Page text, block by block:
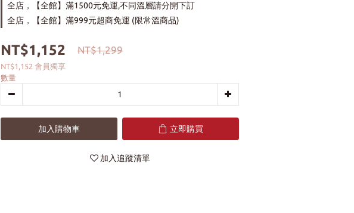
全店，【全館】滿1500元免運,不同溫層請分開下訂
全店，【全館】滿999元超商免運 (限常溫商品)
NT$1,152 NT$1,299
NT$1,152 會員獨享
數量
加入購物車 立即購買
加入追蹤清單